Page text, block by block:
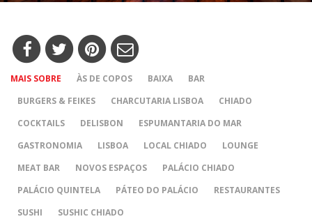
MAIS SOBRE ÀS DE COPOS BAIXA
BAR
BURGERS & FEIKES
CHARCUTARIA LISBOA
CHIADO
COCKTAILS
DELISBON
ESPUMANTARIA DO MAR
GASTRONOMIA
LISBOA LOCAL CHIADO
LOUNGE
MEAT BAR
NOVOS ESPAÇOS
PALÁCIO CHIADO
PALÁCIO QUINTELA
PÁTEO DO PALÁCIO
RESTAURANTES
SUSHI
SUSHIC CHIADO